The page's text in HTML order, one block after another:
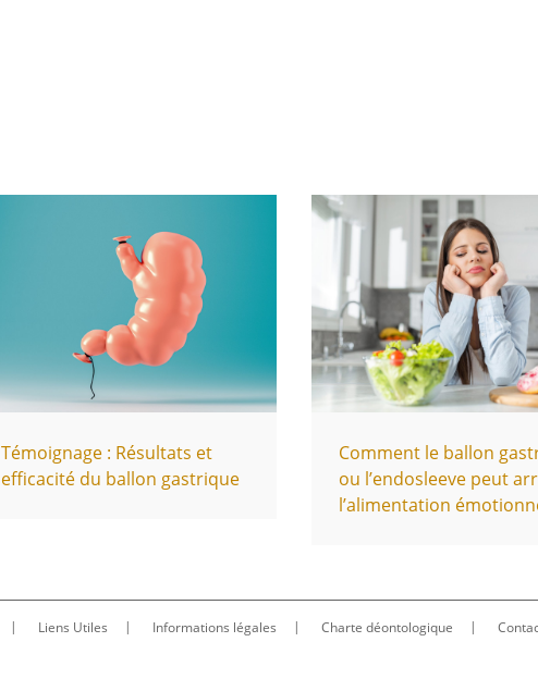
Témoignage : Résultats et
efficacité du ballon gastrique
Comment le ballon
ou l’endosleeve peut
l’alimentation
Liens Utiles Informations légales Charte déontologique